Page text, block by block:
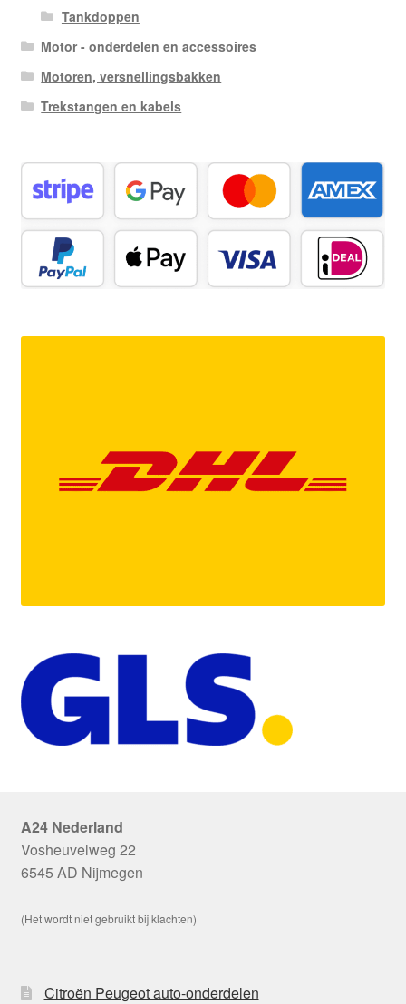
Tankdoppen
Motor - onderdelen en accessoires
Motoren, versnellingsbakken
Trekstangen en kabels
A24 Nederland
Vosheuvelweg 22
6545 AD Nijmegen
(Het wordt niet gebruikt bij klachten)
Citroën Peugeot auto-onderdelen